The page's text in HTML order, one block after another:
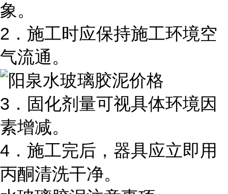
象。
2．施工时应保持施工环境空
气流通。
3．固化剂量可视具体环境因
素增减。
4．施工完后，器具应立即用
丙酮清洗干净。